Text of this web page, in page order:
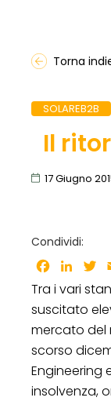
Torna
SOLAREB2B
Il
17 Giugno
Condividi:
Tra i vari
suscitato
mercato del
scorso
Engineering
insolvenza,